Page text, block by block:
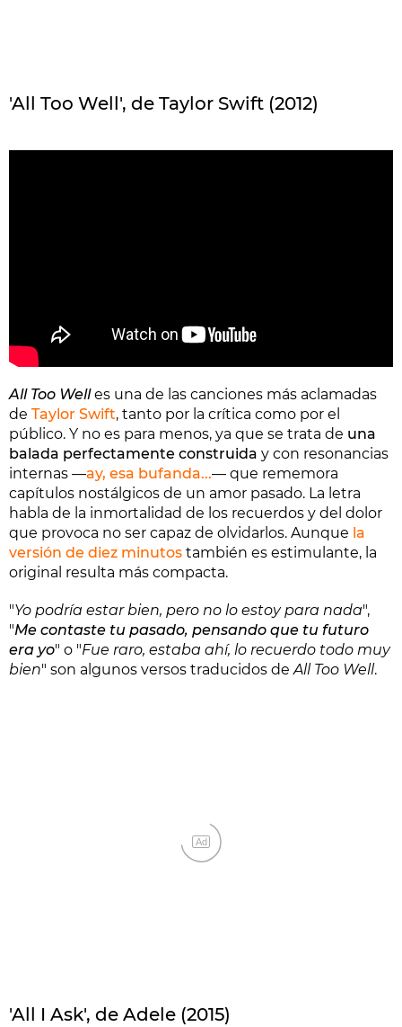
'All Too Well', de Taylor Swift (2012)
All Too Welles una de las canciones más aclamadas
de Taylor Swift, tanto por la crítica como por el
público. Y no es para menos, ya que se trata de una
balada perfectamente construida y con resonancias
internas —ay, esa bufanda...— que rememora
capítulos nostálgicos de un amor pasado. La letra
habla de la inmortalidad de los recuerdos y del dolor
que provoca no ser capaz de olvidarlos. Aunque la
versión de diez minutos también es estimulante, la
original resulta más compacta.
"Yo podría estar bien, pero no lo estoy para nada",
"Me contaste tu pasado, pensando que tu futuro
era yo" o "Fue raro, estaba ahí, lo recuerdo todo muy
bien" son algunos versos traducidos de All Too Well.
Ad
'All I Ask', de Adele (2015)